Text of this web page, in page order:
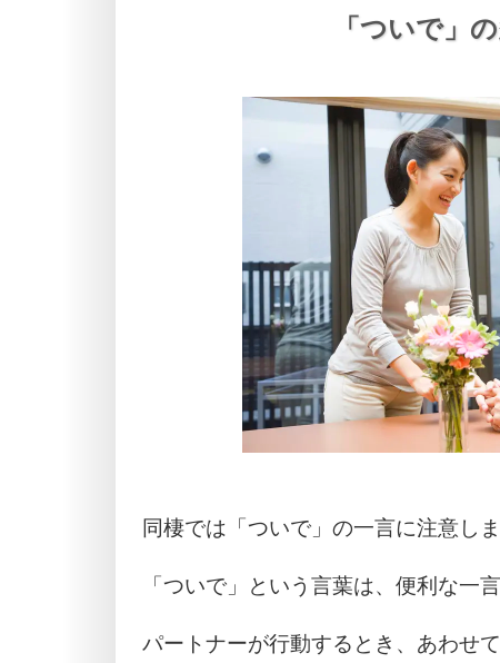
「ついで」
同棲では「ついで」の一言に注意しま
「ついで」という言葉は、便利な一言
パートナーが行動するとき、あわせ